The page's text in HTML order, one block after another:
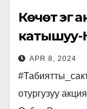
Көчөт эгүү
APR 8, 2024
отургузуу